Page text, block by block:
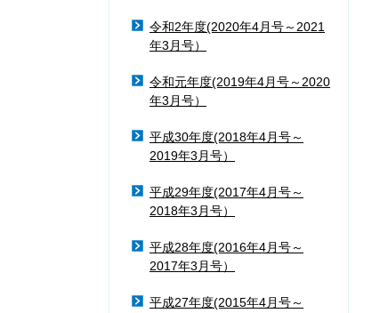
令和2年度(2020年4月号～2021
年3月号）
令和元年度(2019年4月号～2020
年3月号）
平成30年度(2018年4月号～
2019年3月号）
平成29年度(2017年4月号～
2018年3月号）
平成28年度(2016年4月号～
2017年3月号）
平成27年度(2015年4月号～